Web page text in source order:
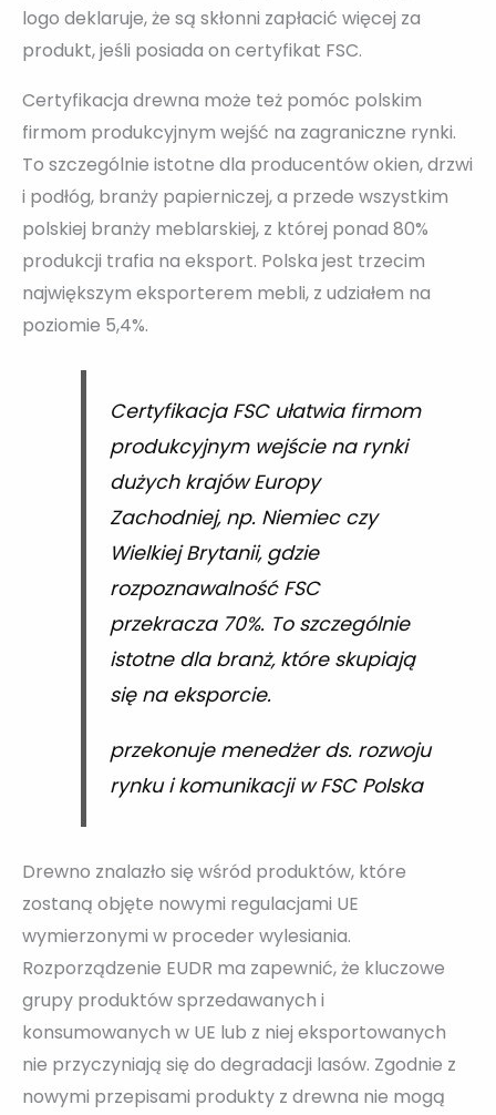
logo deklaruje, że są skłonni zapłacić więcej za
produkt, jeśli posiada on certyfikat FSC.
Certyfikacja drewna może też pomóc polskim
firmom produkcyjnym wejść na zagraniczne rynki.
To szczególnie istotne dla producentów okien, drzwi
i podłóg, branży papierniczej, a przede wszystkim
polskiej branży meblarskiej, z której ponad 80%
produkcji trafia na eksport. Polska jest trzecim
największym eksporterem mebli, z udziałem na
poziomie 5,4%.
Certyfikacja FSC ułatwia firmom
produkcyjnym wejście na rynki
dużych krajów Europy
Zachodniej, np. Niemiec czy
Wielkiej Brytanii, gdzie
rozpoznawalność FSC
przekracza 70%. To szczególnie
istotne dla branż, które skupiają
się na eksporcie.
przekonuje menedżer ds. rozwoju
rynku i komunikacji w FSC Polska
Drewno znalazło się wśród produktów, które
zostaną objęte nowymi regulacjami UE
wymierzonymi w proceder wylesiania.
Rozporządzenie EUDR ma zapewnić, że kluczowe
grupy produktów sprzedawanych i
konsumowanych w UE lub z niej eksportowanych
nie przyczyniają się do degradacji lasów. Zgodnie z
nowymi przepisami produkty z drewna nie mogą